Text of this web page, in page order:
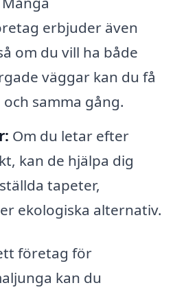
erbjuder även
om du vill ha både
väggar kan du få
samma gång.
Om du letar efter
kan de hjälpa dig
tapeter,
ekologiska alternativ.
företag för
kan du